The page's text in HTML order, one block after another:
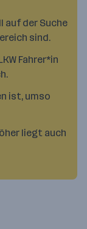
auf der Suche
sind.
Fahrer*in
ist, umso
liegt auch